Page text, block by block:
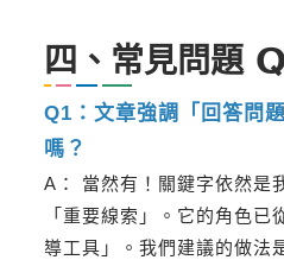
四、常見問題
Q1：文章強調「回答問
嗎？
A： 當然有！關鍵字依然是
「重要線索」。它的角色已
導工具」。我們建議的做法